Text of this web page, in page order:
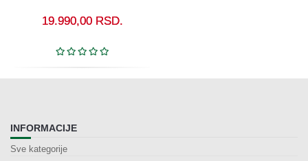
19.990,00 RSD.
INFORMACIJE
Sve kategorije